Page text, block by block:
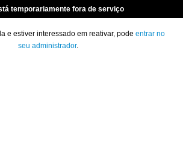
temporariamente fora de serviço
e estiver interessado em reativar, pode entrar no
seu administrador.